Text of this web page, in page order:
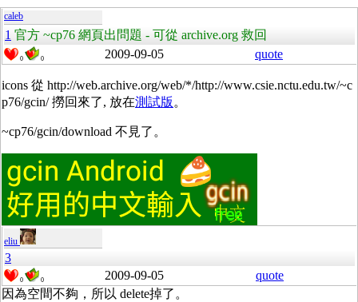
caleb
1 官方 ~cp76 網頁出問題 - 可從 archive.org 救回
0 0 2009-09-05 quote
icons 從 http://web.archive.org/web/*/http://www.csie.nctu.edu.tw/~c
p76/gcin/ 撈回來了, 放在測試版。
~cp76/gcin/download 不見了。
eliu
3
0 0 2009-09-05
quote
因為空間不夠，所以 delete掉了。